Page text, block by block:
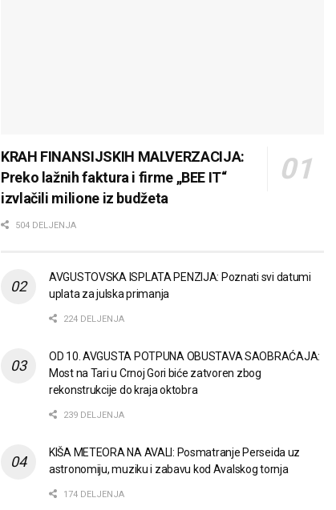
KRAH FINANSIJSKIH MALVERZACIJA:
Preko lažnih faktura i firme „BEE IT“
izvlačili milione iz budžeta
504 DELJENJA
AVGUSTOVSKA ISPLATA PENZIJA: Poznati svi datumi
uplata za julska primanja
224 DELJENJA
OD 10. AVGUSTA POTPUNA OBUSTAVA SAOBRAĆAJA:
Most na Tari u Crnoj Gori biće zatvoren zbog
rekonstrukcije do kraja oktobra
239 DELJENJA
KIŠA METEORA NA AVALI: Posmatranje Perseida uz
astronomiju, muziku i zabavu kod Avalskog tornja
174 DELJENJA